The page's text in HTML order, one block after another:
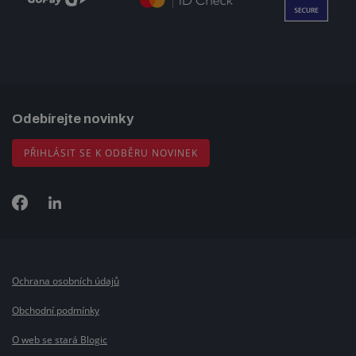
Odebírejte novinky
PŘIHLÁSIT SE K ODBĚRU NOVINEK
Ochrana osobních údajů
Obchodní podmínky
O web se stará Blogic